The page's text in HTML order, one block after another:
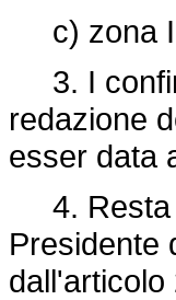
c) zona
3. I
redazione
esser data
4. Resta
Presidente
dall'articolo